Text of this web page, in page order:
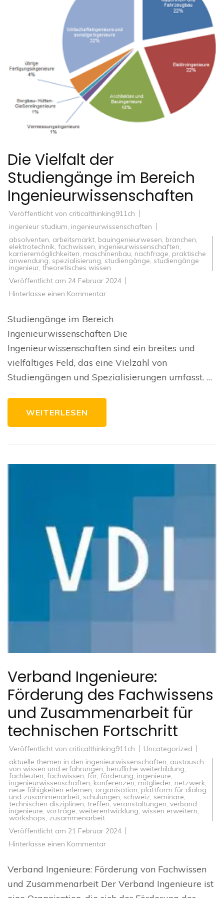
Die Vielfalt der
Studiengänge im Bereich
Ingenieurwissenschaften
Veröffentlicht von criticalthinking911ch
ingenieur studium, ingenieurwissenschaften
absolventen, arbeitsmarkt, bauingenieurwesen, branchen,
elektrotechnik, fachwissen, ingenieurwissenschaften,
karrieremöglichkeiten, maschinenbau, nachfrage, praktische
anwendung, spezialisierung, studiengänge, studiengänge
ingenieur, theoretisches wissen
Veröffentlicht am 24 Februar 2024
Hinterlasse einen Kommentarzu
der
Studiengänge
Bereich
Studiengänge im Bereich
Ingenieurwissenschaften Die
Ingenieurwissenschaften sind ein breites und
vielfältiges Feld, das eine Vielzahl von
Studiengängen und Spezialisierungen umfasst. …
WEITERLESEN
Verband Ingenieure:
Förderung des Fachwissens
und Zusammenarbeit für
technischen Fortschritt
Veröffentlicht von criticalthinking911ch
Uncategorized
aktuelle themen in den ingenieurwissenschaften, austausch
von wissen und erfahrungen, berufliche weiterbildung,
fachleuten, fachwissen, för, förderung, ingenieure,
ingenieurwissenschaften, konferenzen, mitglieder, netzwerk,
neue fähigkeiten erlernen, organisation, plattform für dialog
und zusammenarbeit, schulungen, schweiz, seminare,
technischen disziplinen, treffen, veranstaltungen, verband
ingenieure, vorträge, weiterentwicklung, wissen erweitern,
workshops, zusammenarbeit
Veröffentlicht am 21 Februar 2024
Hinterlasse einen Kommentarzu
Förderung
des
Fachwissens
und
Verband Ingenieure: Förderung von Fachwissen
und Zusammenarbeit Der Verband Ingenieure ist